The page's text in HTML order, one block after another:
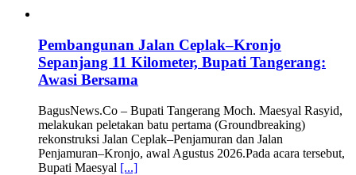
Pembangunan Jalan Ceplak–Kronjo
Sepanjang 11 Kilometer, Bupati Tangerang:
Awasi Bersama
BagusNews.Co – Bupati Tangerang Moch. Maesyal Rasyid,
melakukan peletakan batu pertama (Groundbreaking)
rekonstruksi Jalan Ceplak–Penjamuran dan Jalan
Penjamuran–Kronjo, awal Agustus 2026.Pada acara tersebut,
Bupati Maesyal [...]